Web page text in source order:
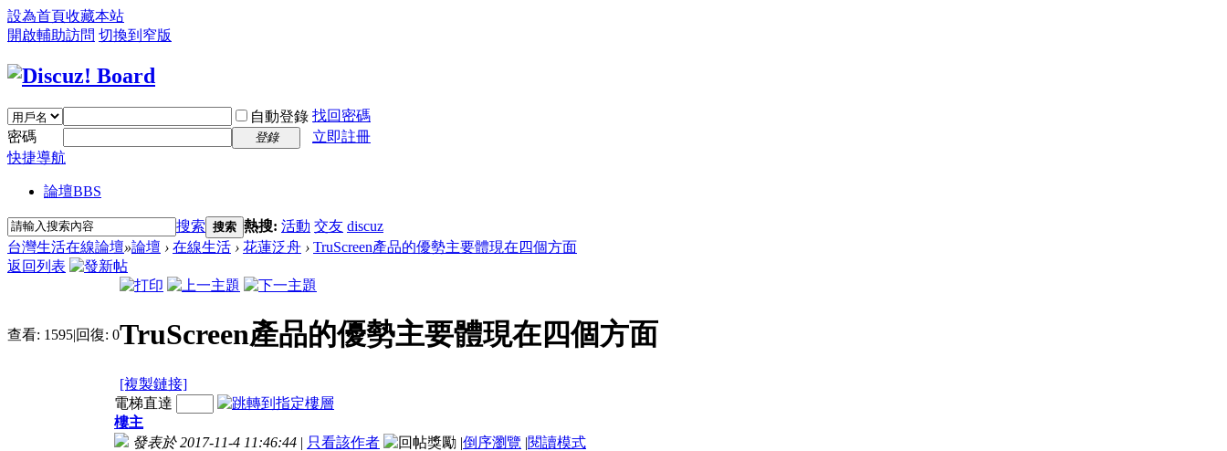
設為首頁收藏本站
開啟輔助訪問 切換到窄版
自動登錄 找回密碼
密碼
登錄
立即註冊
快捷導航
論壇BBS
搜索 搜索 熱搜: 活動 交友 discuz
台灣生活在線論壇»論壇 › 在線生活 › 花蓮泛舟 › TruScreen產品的優勢主要體現在四個方面
返回列表
查看: 1595|回復: 0TruScreen產品的優勢主要體現在四個方面
[複製鏈接]
電梯直達
樓主
發表於 2017-11-4 11:46:44 | 只看該作者 |倒序瀏覽 |閱讀模式